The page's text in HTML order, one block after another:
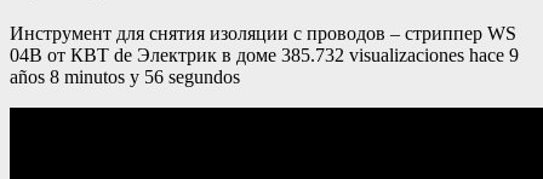
Инструмент для снятия изоляции с проводов – стриппер WS
04B от КВТ de Электрик в доме 385.732 visualizaciones hace 9
años 8 minutos y 56 segundos